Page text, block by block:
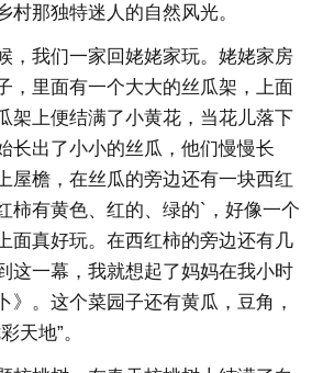
村那独特迷人的自然风光。
，我们一家回姥姥家玩。姥姥家房
，里面有一个大大的丝瓜架，上面
架上便结满了小黄花，当花儿落下
长出了小小的丝瓜，他们慢慢长
屋檐，在丝瓜的旁边还有一块西红
柿有黄色、红的、绿的`，好像一个
面真好玩。在西红柿的旁边还有几
这一幕，我就想起了妈妈在我小时
》。这个菜园子还有黄瓜，豆角，
天地”。